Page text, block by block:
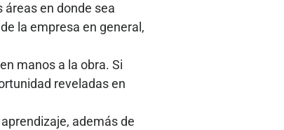
en donde sea
la empresa en general,
manos a la obra. Si
reveladas en
además de